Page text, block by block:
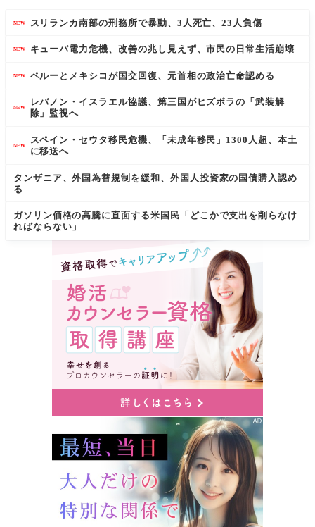
NEW スリランカ南部の刑務所で暴動、3人死亡、23人負傷
NEW キューバ電力危機、改善の兆し見えず、市民の日常生活崩壊
NEW ペルーとメキシコが国交回復、元首相の政治亡命認める
NEW
レバノン・イスラエル協議、第三国がヒズボラの「武装解
除」監視へ
NEW
スペイン・セウタ移民危機、「未成年移民」1300人超、本土
に移送へ
タンザニア、外国為替規制を緩和、外国人投資家の国債購入認め
る
ガソリン価格の高騰に直面する米国民「どこかで支出を削らなけ
ればならない」